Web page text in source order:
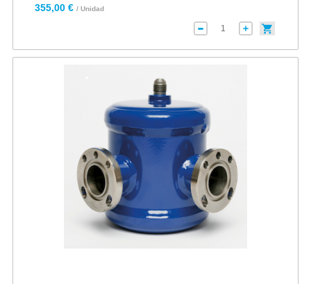
355,00 € / Unidad